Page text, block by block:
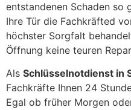
entstandenen Schaden so
Ihre Tür die Fachkräfted
höchster Sorgfalt
Öffnung keine teuren
Als Schlüsselnotdienst in
Fachkräfte Ihnen 24
Egal ob früher Morgen